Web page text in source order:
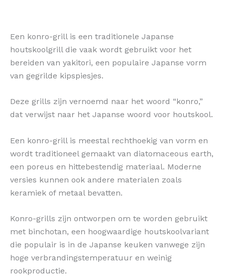
Een konro-grill is een traditionele Japanse
houtskoolgrill die vaak wordt gebruikt voor het
bereiden van yakitori, een populaire Japanse vorm
van gegrilde kipspiesjes.
Deze grills zijn vernoemd naar het woord “konro,”
dat verwijst naar het Japanse woord voor houtskool.
Een konro-grill is meestal rechthoekig van vorm en
wordt traditioneel gemaakt van diatomaceous earth,
een poreus en hittebestendig materiaal. Moderne
versies kunnen ook andere materialen zoals
keramiek of metaal bevatten.
Konro-grills zijn ontworpen om te worden gebruikt
met binchotan, een hoogwaardige houtskoolvariant
die populair is in de Japanse keuken vanwege zijn
hoge verbrandingstemperatuur en weinig
rookproductie.